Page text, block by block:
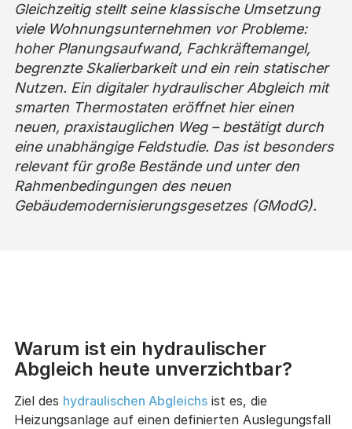
Gleichzeitig stellt seine klassische Umsetzung
viele Wohnungsunternehmen vor Probleme:
hoher Planungsaufwand, Fachkräftemangel,
begrenzte Skalierbarkeit und ein rein statischer
Nutzen. Ein digitaler hydraulischer Abgleich mit
smarten Thermostaten eröffnet hier einen
neuen, praxistauglichen Weg – bestätigt durch
eine unabhängige Feldstudie. Das ist besonders
relevant für große Bestände und unter den
Rahmenbedingungen des neuen
Gebäudemodernisierungsgesetzes (GModG).
Warum ist ein hydraulischer
Abgleich heute unverzichtbar?
Ziel des hydraulischen Abgleichsist es, die
Heizungsanlage auf einen definierten Auslegungsfall